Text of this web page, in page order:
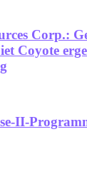
Corp.:
Coyote
II-